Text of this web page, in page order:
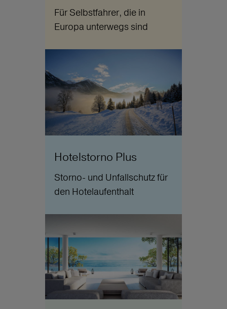
Für Selbstfahrer, die in
Europa unterwegs sind
Hotelstorno Plus
Storno- und Unfallschutz für
den Hotelaufenthalt